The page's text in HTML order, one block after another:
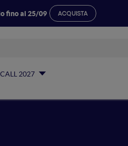
fino al 25/09 ACQUISTA
CALL 2027